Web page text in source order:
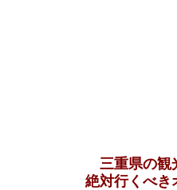
三重県の
絶対行くべき